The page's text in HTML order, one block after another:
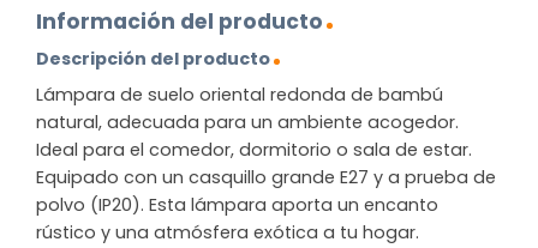
Información del producto
Descripción del producto
Lámpara de suelo oriental redonda de bambú
natural, adecuada para un ambiente acogedor.
Ideal para el comedor, dormitorio o sala de estar.
Equipado con un casquillo grande E27 y a prueba de
polvo (IP20). Esta lámpara aporta un encanto
rústico y una atmósfera exótica a tu hogar.